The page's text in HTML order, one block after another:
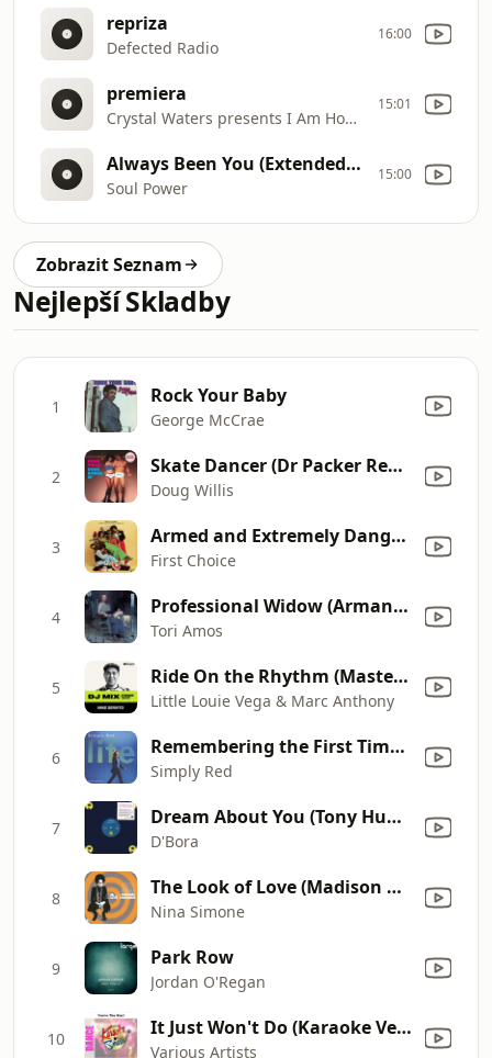
repriza
Defected Radio
16:00
premiera
Crystal Waters presents I Am House Radio
15:01
Always Been You (Extended Mix)
Soul Power
15:00
Zobrazit Seznam
Nejlepší Skladby
1 Rock Your Baby
George McCrae
2 Skate Dancer (Dr Packer Remix)
Doug Willis
3 Armed and Extremely Dangerous
First Choice
4 Professional Widow (Armand's Star Trunk Funkin' Mix) [Radio Edit]
Tori Amos
5 Ride On the Rhythm (Masters At Work Dub) [Mixed]
Little Louie Vega & Marc Anthony
6 Remembering the First Time (Satoshi Tomiie Classic 12" Mix)
Simply Red
7 Dream About You (Tony Humphries' 12" Mix)
D'Bora
8 The Look of Love (Madison Park vs. Lenny B. Remix)
Nina Simone
9 Park Row
Jordan O'Regan
10 It Just Won't Do (Karaoke Version) [As Made Famous By: Tim Deluxe Featuring Sam Obernik]
Various Artists